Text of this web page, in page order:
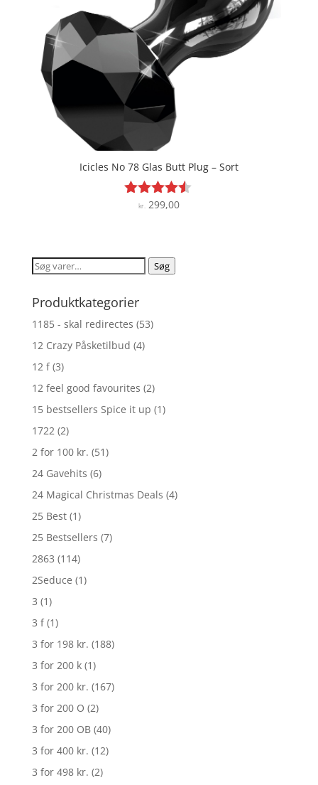
Icicles No 78 Glas Butt Plug – Sort
Vurderet
kr.299,00
Søg
Søg
Produktkategorier
1185 - skal redirectes (53)
12 Crazy Påsketilbud (4)
12 f (3)
12 feel good favourites (2)
15 bestsellers Spice it up (1)
1722 (2)
2 for 100 kr. (51)
24 Gavehits (6)
24 Magical Christmas Deals (4)
25 Best (1)
25 Bestsellers (7)
2863 (114)
2Seduce (1)
3 (1)
3 f (1)
3 for 198 kr. (188)
3 for 200 k (1)
3 for 200 kr. (167)
3 for 200 O (2)
3 for 200 OB (40)
3 for 400 kr. (12)
3 for 498 kr. (2)